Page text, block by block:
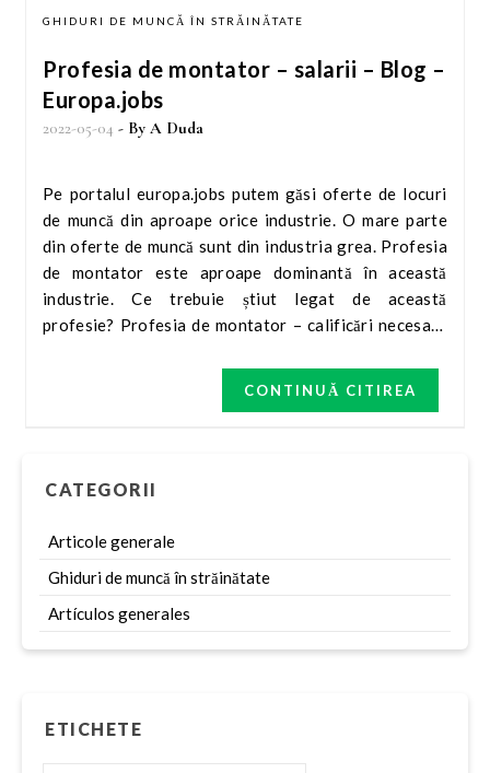
GHIDURI DE MUNCĂ ÎN STRĂINĂTATE
Profesia de montator – salarii – Blog –
Europa.jobs
2022-05-04 - By A Duda
Pe portalul europa.jobs putem găsi oferte de locuri
de muncă din aproape orice industrie. O mare parte
din oferte de muncă sunt din industria grea. Profesia
de montator este aproape dominantă în această
industrie. Ce trebuie știut legat de această
profesie? Profesia de montator – calificări necesare
mobilă structuri de otel schele Cele mai importante
de: educație (școala de meserii) experiență Această
CONTINUĂ CITIREA
CATEGORII
Articole generale
Ghiduri de muncă în străinătate
Artículos generales
ETICHETE